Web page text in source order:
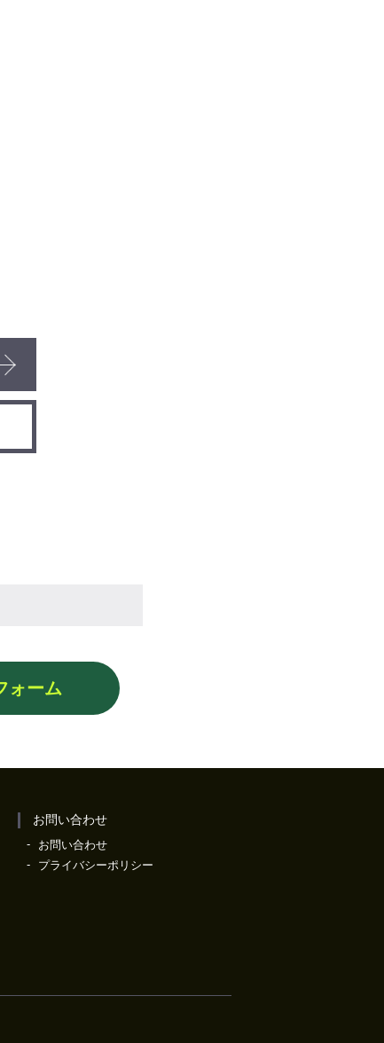
ォーム
お問い合わせ
お問い合わせ
プライバシーポリシー